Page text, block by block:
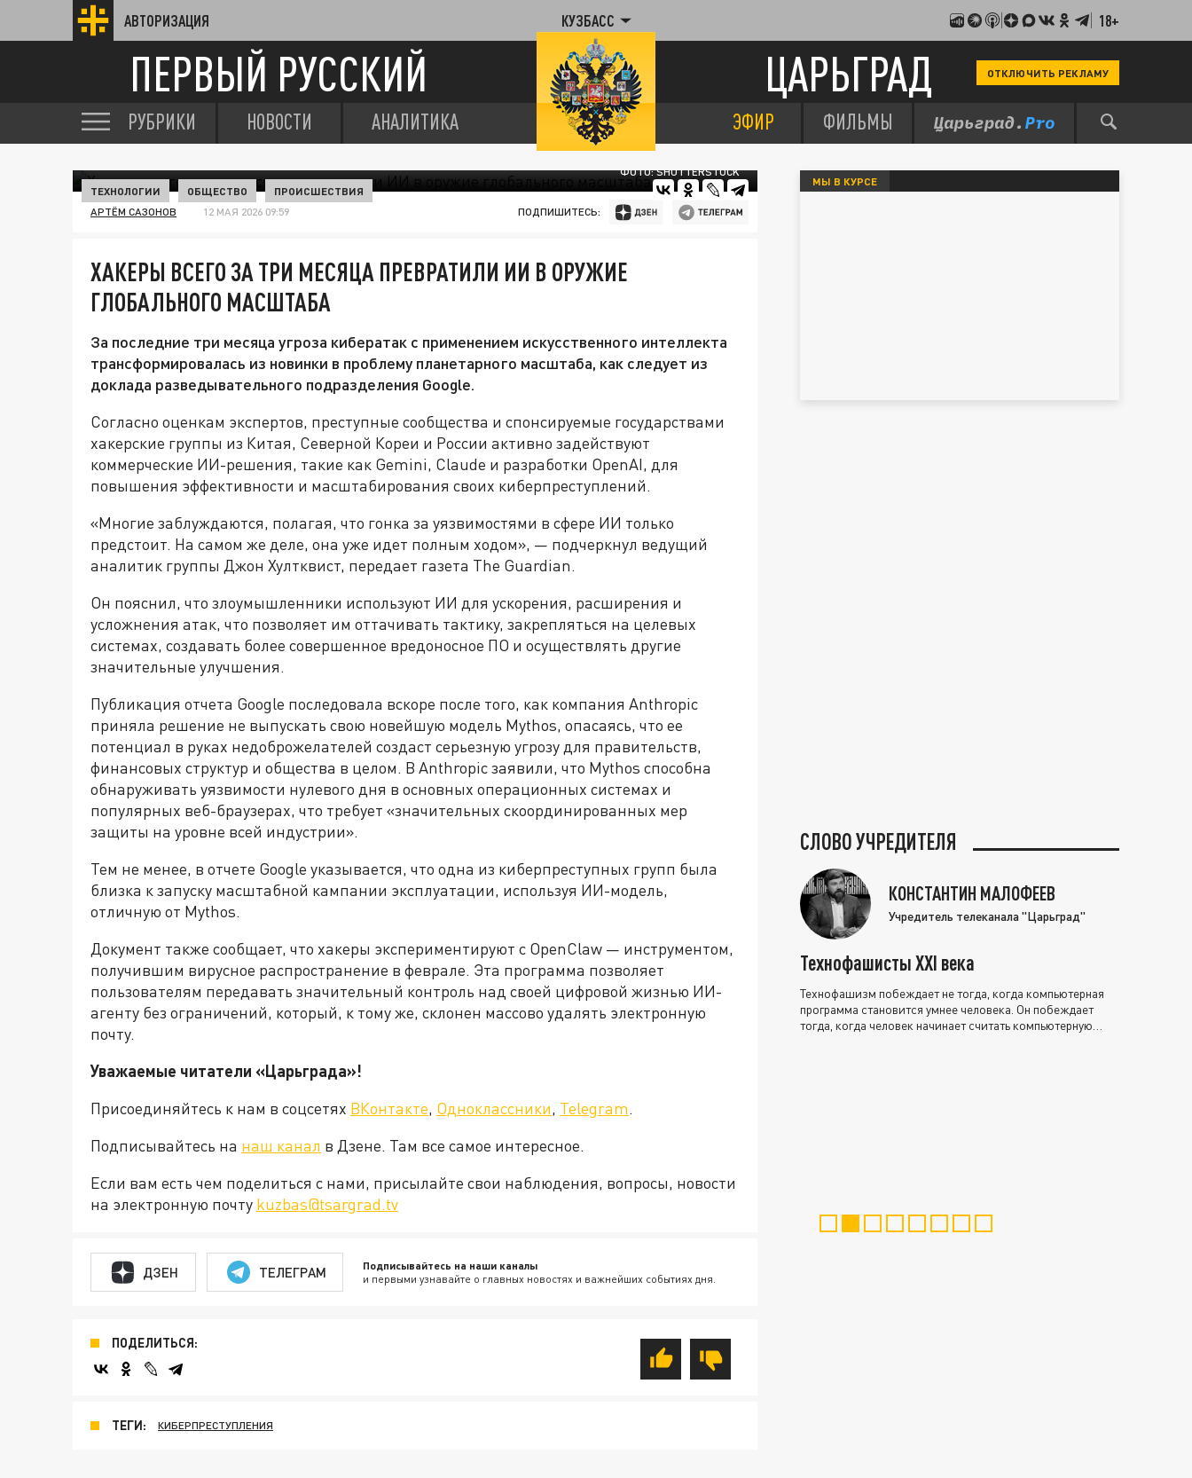
АВТОРИЗАЦИЯ КУЗБАСС 18+
ПЕРВЫЙ РУССКИЙ ЦАРЬГРАД ОТКЛЮЧИТЬ РЕКЛАМУ
РУБРИКИ НОВОСТИ АНАЛИТИКА ЭФИР ФИЛЬМЫ
ФОТО: SHUTTERSTOCK
ТЕХНОЛОГИИ ОБЩЕСТВО ПРОИСШЕСТВИЯ
АРТЁМ САЗОНОВ 12 МАЯ 2026 09:59 ПОДПИШИТЕСЬ:
ХАКЕРЫ ВСЕГО ЗА ТРИ МЕСЯЦА ПРЕВРАТИЛИ ИИ В ОРУЖИЕ
ГЛОБАЛЬНОГО МАСШТАБА
За последние три месяца угроза кибератак с применением искусственного интеллекта
трансформировалась из новинки в проблему планетарного масштаба, как следует из
доклада разведывательного подразделения Google.
Согласно оценкам экспертов, преступные сообщества и спонсируемые государствами
хакерские группы из Китая, Северной Кореи и России активно задействуют
коммерческие ИИ-решения, такие как Gemini, Claude и разработки OpenAI, для
повышения эффективности и масштабирования своих киберпреступлений.
«Многие заблуждаются, полагая, что гонка за уязвимостями в сфере ИИ только
предстоит. На самом же деле, она уже идет полным ходом», — подчеркнул ведущий
аналитик группы Джон Хултквист, передает газета The Guardian.
Он пояснил, что злоумышленники используют ИИ для ускорения, расширения и
усложнения атак, что позволяет им оттачивать тактику, закрепляться на целевых
системах, создавать более совершенное вредоносное ПО и осуществлять другие
значительные улучшения.
Публикация отчета Google последовала вскоре после того, как компания Anthropic
приняла решение не выпускать свою новейшую модель Mythos, опасаясь, что ее
потенциал в руках недоброжелателей создаст серьезную угрозу для правительств,
финансовых структур и общества в целом. В Anthropic заявили, что Mythos способна
обнаруживать уязвимости нулевого дня в основных операционных системах и
популярных веб-браузерах, что требует «значительных скоординированных мер
защиты на уровне всей индустрии».
Тем не менее, в отчете Google указывается, что одна из киберпреступных групп была
близка к запуску масштабной кампании эксплуатации, используя ИИ-модель,
отличную от Mythos.
Документ также сообщает, что хакеры экспериментируют с OpenClaw — инструментом,
получившим вирусное распространение в феврале. Эта программа позволяет
пользователям передавать значительный контроль над своей цифровой жизнью ИИ-
агенту без ограничений, который, к тому же, склонен массово удалять электронную
почту.
Уважаемые читатели «Царьграда»!
Присоединяйтесь к нам в соцсетях ВКонтакте, Одноклассники, Telegram.
Подписывайтесь на наш канал в Дзене. Там все самое интересное.
Если вам есть чем поделиться с нами, присылайте свои наблюдения, вопросы, новости
на электронную почту kuzbas@tsargrad.tv
ДЗЕН ТЕЛЕГРАМ Подписывайтесь на наши каналы
и первыми узнавайте о главных новостях и важнейших событиях дня.
ПОДЕЛИТЬСЯ:
ТЕГИ: КИБЕРПРЕСТУПЛЕНИЯ
МЫ В КУРСЕ
СЛОВО УЧРЕДИТЕЛЯ
КОНСТАНТИН МАЛОФЕЕВ
Учредитель телеканала "Царьград"
Технофашисты XXI века
Технофашизм побеждает не тогда, когда компьютерная
программа становится умнее человека. Он побеждает
тогда, когда человек начинает считать компьютерную